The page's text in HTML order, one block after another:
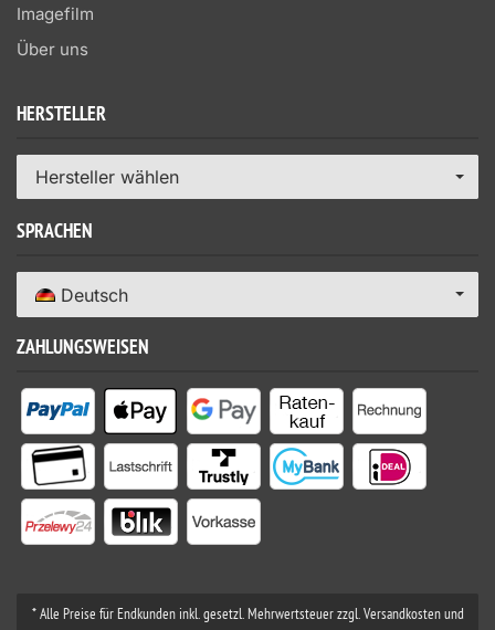
Imagefilm
Über uns
HERSTELLER
Hersteller wählen
SPRACHEN
Deutsch
ZAHLUNGSWEISEN
* Alle Preise für Endkunden inkl. gesetzl. Mehrwertsteuer zzgl. Versandkosten und